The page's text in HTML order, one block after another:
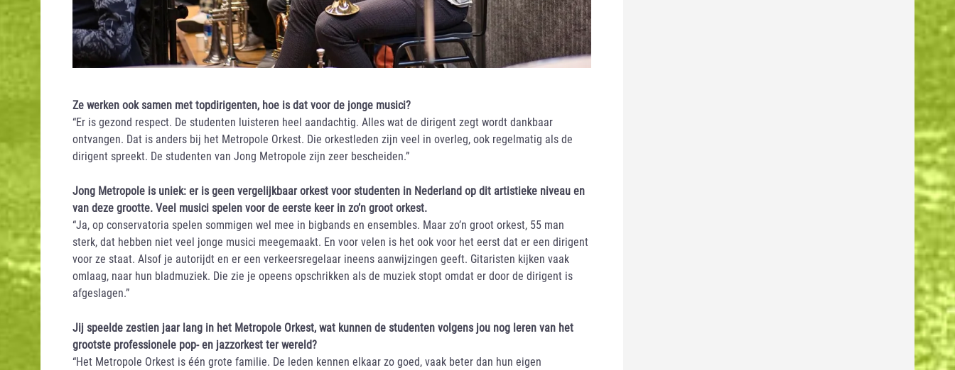
Ze werken ook samen met topdirigenten, hoe is dat voor de jonge musici?
“Er is gezond respect. De studenten luisteren heel aandachtig. Alles wat de dirigent zegt wordt dankbaar
ontvangen. Dat is anders bij het Metropole Orkest. Die orkestleden zijn veel in overleg, ook regelmatig als de
dirigent spreekt. De studenten van Jong Metropole zijn zeer bescheiden.”
Jong Metropole is uniek: er is geen vergelijkbaar orkest voor studenten in Nederland op dit artistieke niveau en
van deze grootte. Veel musici spelen voor de eerste keer in zo’n groot orkest.
“Ja, op conservatoria spelen sommigen wel mee in bigbands en ensembles. Maar zo’n groot orkest, 55 man
sterk, dat hebben niet veel jonge musici meegemaakt. En voor velen is het ook voor het eerst dat er een dirigent
voor ze staat. Alsof je autorijdt en er een verkeersregelaar ineens aanwijzingen geeft. Gitaristen kijken vaak
omlaag, naar hun bladmuziek. Die zie je opeens opschrikken als de muziek stopt omdat er door de dirigent is
afgeslagen.”
Jij speelde zestien jaar lang in het Metropole Orkest, wat kunnen de studenten volgens jou nog leren van het
grootste professionele pop- en jazzorkest ter wereld?
“Het Metropole Orkest is één grote familie. De leden kennen elkaar zo goed, vaak beter dan hun eigen